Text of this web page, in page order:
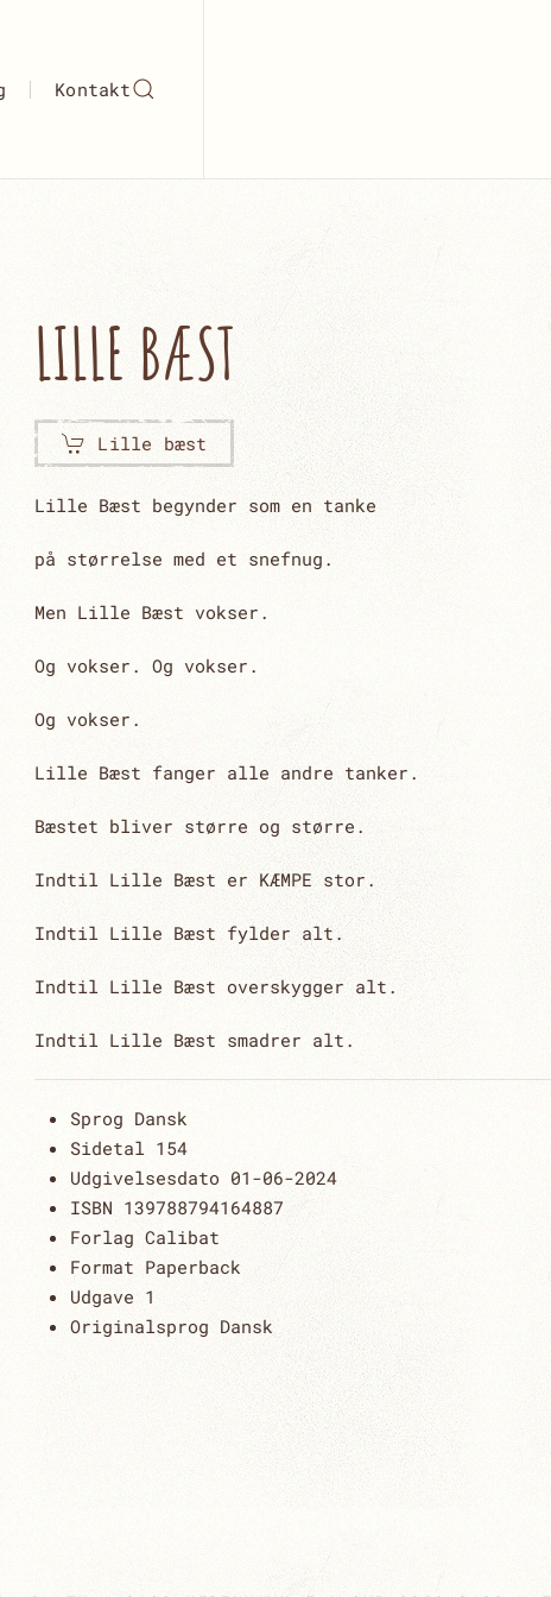
Kontakt
LILLE BÆST
Lille bæst
Lille Bæst begynder som en tanke
på størrelse med et snefnug.
Men Lille Bæst vokser.
Og vokser. Og vokser.
Og vokser.
Lille Bæst fanger alle andre tanker.
Bæstet bliver større og større.
Indtil Lille Bæst er KÆMPE stor.
Indtil Lille Bæst fylder alt.
Indtil Lille Bæst overskygger alt.
Indtil Lille Bæst smadrer alt.
Sprog Dansk
Sidetal 154
Udgivelsesdato 01-06-2024
ISBN 139788794164887
ForlagCalibat
Format Paperback
Udgave 1
Originalsprog Dansk